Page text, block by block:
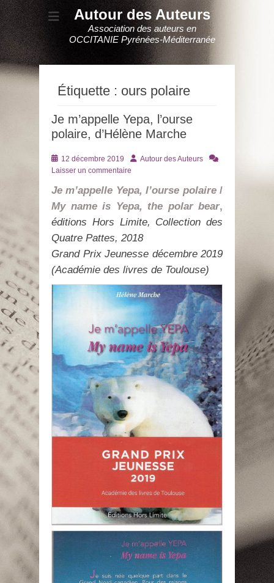
Autour des Auteurs
Association des auteurs en
OCCITANIE Pyrénées-Méditerranée
Étiquette : ours polaire
Je m’appelle Yepa, l’ourse
polaire, d’Hélène Marche
Posté
le
12 décembre 2019 AuteurAutour des Auteurs
Laisser un commentaire
Je m’appelle Yepa, l’ourse polaire/
My name is Yepa, the polar bear,
éditions Hors Limite, Collection des
Quatre Pattes, 2018
Grand Prix Jeunesse décembre 2019
(Académie des livres de Toulouse)